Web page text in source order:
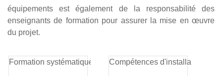
équipements est également de la responsabilité des
enseignants de formation pour assurer la mise en œuvre
du projet.
Formation systématique Compétences d'installation